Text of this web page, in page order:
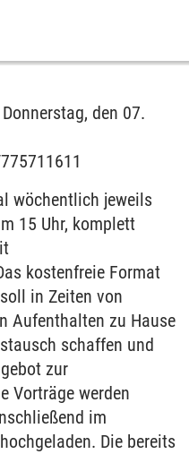
den 07.
wöchentlich jeweils
15 Uhr, komplett
kostenfreie Format
in Zeiten von
Aufenthalten zu Hause
schaffen und
zur
Vorträge werden
im
Die bereits